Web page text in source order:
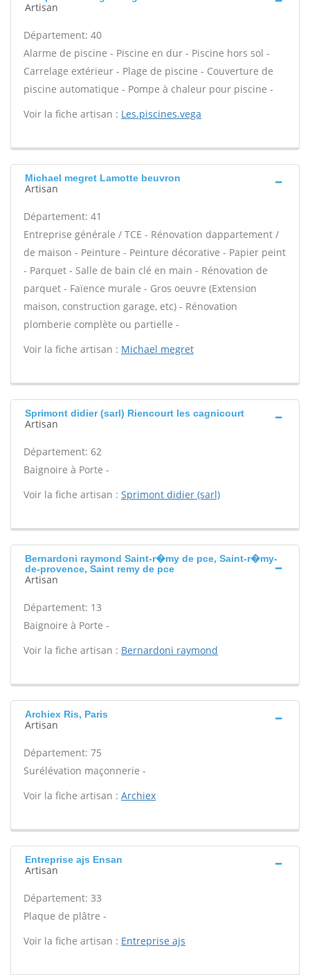
Artisan
Département: 40
Alarme de piscine - Piscine en dur - Piscine hors sol -
Carrelage extérieur - Plage de piscine - Couverture de
piscine automatique - Pompe à chaleur pour piscine -
Voir la fiche artisan : Les.piscines.vega
Michael megret Lamotte beuvron
Artisan
Département: 41
Entreprise générale / TCE - Rénovation dappartement /
de maison - Peinture - Peinture décorative - Papier peint
- Parquet - Salle de bain clé en main - Rénovation de
parquet - Faïence murale - Gros oeuvre (Extension
maison, construction garage, etc) - Rénovation
plomberie complète ou partielle -
Voir la fiche artisan : Michael megret
Sprimont didier (sarl) Riencourt les cagnicourt
Artisan
Département: 62
Baignoire à Porte -
Voir la fiche artisan : Sprimont didier (sarl)
Bernardoni raymond Saint-r�my de pce, Saint-r�my-
de-provence, Saint remy de pce
Artisan
Département: 13
Baignoire à Porte -
Voir la fiche artisan : Bernardoni raymond
Archiex Ris, Paris
Artisan
Département: 75
Surélévation maçonnerie -
Voir la fiche artisan : Archiex
Entreprise ajs Ensan
Artisan
Département: 33
Plaque de plâtre -
Voir la fiche artisan : Entreprise ajs